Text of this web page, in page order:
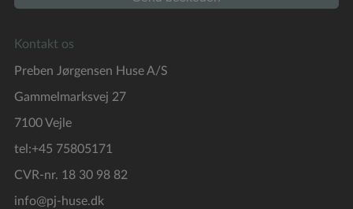
Kontakt os
Preben Jørgensen Huse A/S
Gammelmarksvej 27
7100 Vejle
tel:+45 75805171
CVR-nr. 18 30 98 82
info@pj-huse.dk